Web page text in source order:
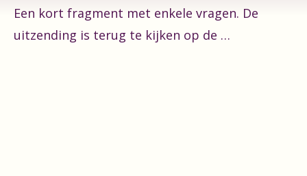
Een kort fragment met enkele vragen. De
uitzending is terug te kijken op de …